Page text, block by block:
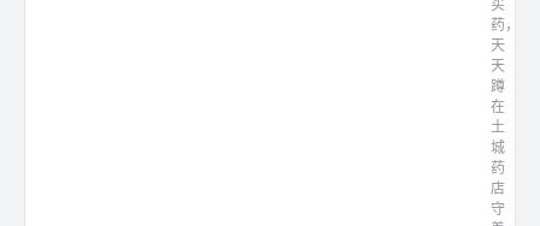
药，
天
天
蹲
在
土
城
药
店
守